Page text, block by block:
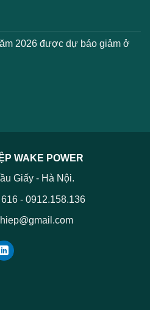
2026 được dự báo giảm ở
WAKE POWER
Giấy - Hà Nội.
- 0912.158.136